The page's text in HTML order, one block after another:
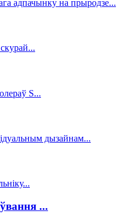
...